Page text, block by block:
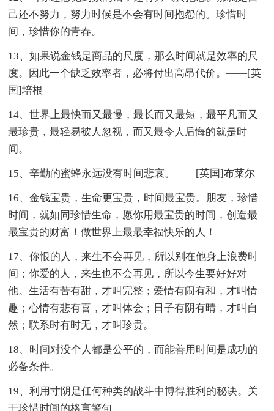
己还不努力，努力时候是不会有时间抱怨的。珍惜时
间，珍惜你的青春。
13、如果说金钱是商品的尺度，那么时间就是效率的尺
度。因此一个缺乏效率者，必将付出高昂代价。——[英
国]培根
14、世界上最快而又最慢，最长而又最短，最平凡而又
最珍贵，最轻易被人忽视，而又最令人后悔的就是时
间。
15、辛勤的蜜蜂永远没有时间悲哀。——[英国]布莱尔
16、金钱宝贵，生命更宝贵，时间最宝贵。朋友，珍惜
时间，就如同珍惜生命，愿你用最宝贵的时间，创造最
最宝贵的财富！做世界上最最幸福快乐的人！
17、你恨的人，来生不会再见，所以别在他身上浪费时
间；你爱的人，来生也不会再见，所以今生要好好对
他。生活有苦有甜，才叫完整；爱情有闹有和，才叫情
趣；心情有悲有喜，才叫体会；日子有阴有晴，才叫自
然；联系时有时无，才叫珍贵。
18、时间对没个人都是公平的，而能善用时间是成功的
必备条件。
19、利用寸阴是任何种类的战斗中博得胜利的秘诀。关
于珍惜时间的格言警句